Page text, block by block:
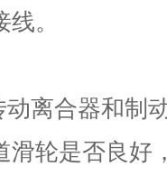
。
动离合器和制
滑轮是否良好